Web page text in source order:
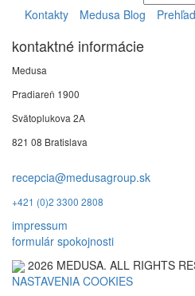
Kontakty
Medusa Blog
kontaktné informácie
Medusa
Pradiareň 1900
Svätoplukova 2A
821 08 Bratislava
recepcia@medusagroup.sk
+421 (0)2 3300 2808
impressum
formulár spokojnosti
2026 MEDUSA. ALL RIGHTS
NASTAVENIA COOKIES